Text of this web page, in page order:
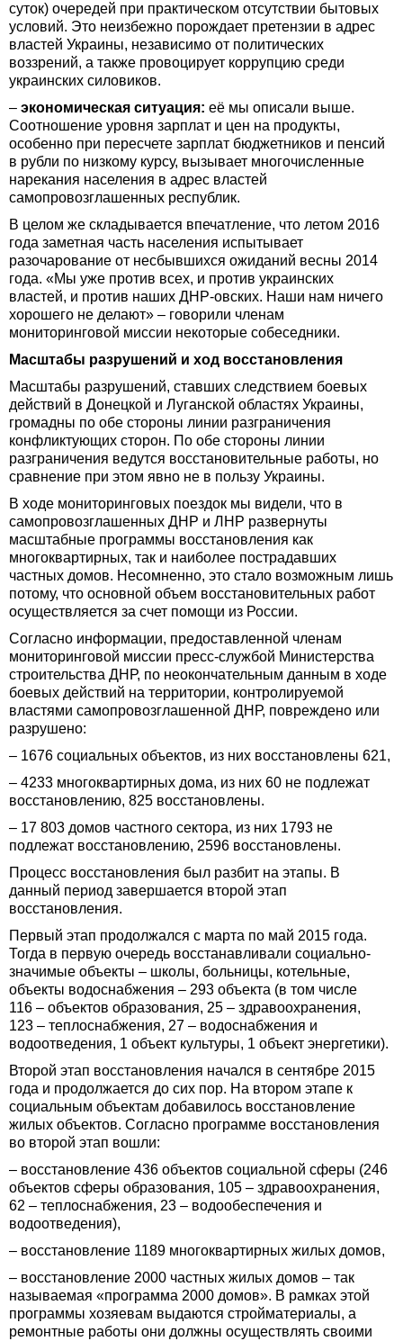
суток) очередей при практическом отсутствии бытовых
условий. Это неизбежно порождает претензии в адрес
властей Украины, независимо от политических
воззрений, а также провоцирует коррупцию среди
украинских силовиков.
– экономическая ситуация: её мы описали выше.
Соотношение уровня зарплат и цен на продукты,
особенно при пересчете зарплат бюджетников и пенсий
в рубли по низкому курсу, вызывает многочисленные
нарекания населения в адрес властей
самопровозглашенных республик.
В целом же складывается впечатление, что летом 2016
года заметная часть населения испытывает
разочарование от несбывшихся ожиданий весны 2014
года. «Мы уже против всех, и против украинских
властей, и против наших ДНР-овских. Наши нам ничего
хорошего не делают» – говорили членам
мониторинговой миссии некоторые собеседники.
Масштабы разрушений и ход восстановления
Масштабы разрушений, ставших следствием боевых
действий в Донецкой и Луганской областях Украины,
громадны по обе стороны линии разграничения
конфликтующих сторон. По обе стороны линии
разграничения ведутся восстановительные работы, но
сравнение при этом явно не в пользу Украины.
В ходе мониторинговых поездок мы видели, что в
самопровозглашенных ДНР и ЛНР развернуты
масштабные программы восстановления как
многоквартирных, так и наиболее пострадавших
частных домов. Несомненно, это стало возможным лишь
потому, что основной объем восстановительных работ
осуществляется за счет помощи из России.
Согласно информации, предоставленной членам
мониторинговой миссии пресс-службой Министерства
строительства ДНР, по неокончательным данным в ходе
боевых действий на территории, контролируемой
властями самопровозглашенной ДНР, повреждено или
разрушено:
– 1676 социальных объектов, из них восстановлены 621,
– 4233 многоквартирных дома, из них 60 не подлежат
восстановлению, 825 восстановлены.
– 17 803 домов частного сектора, из них 1793 не
подлежат восстановлению, 2596 восстановлены.
Процесс восстановления был разбит на этапы. В
данный период завершается второй этап
восстановления.
Первый этап продолжался с марта по май 2015 года.
Тогда в первую очередь восстанавливали социально-
значимые объекты – школы, больницы, котельные,
объекты водоснабжения – 293 объекта (в том числе
116 – объектов образования, 25 – здравоохранения,
123 – теплоснабжения, 27 – водоснабжения и
водоотведения, 1 объект культуры, 1 объект энергетики).
Второй этап восстановления начался в сентябре 2015
года и продолжается до сих пор. На втором этапе к
социальным объектам добавилось восстановление
жилых объектов. Согласно программе восстановления
во второй этап вошли:
– восстановление 436 объектов социальной сферы (246
объектов сферы образования, 105 – здравоохранения,
62 – теплоснабжения, 23 – водообеспечения и
водоотведения),
– восстановление 1189 многоквартирных жилых домов,
– восстановление 2000 частных жилых домов – так
называемая «программа 2000 домов». В рамках этой
программы хозяевам выдаются стройматериалы, а
ремонтные работы они должны осуществлять своими